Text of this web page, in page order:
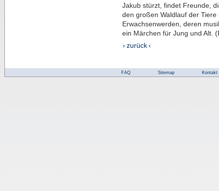
Jakub stürzt, findet Freunde,
den großen Waldlauf der
Erwachsenwerden, deren
ein Märchen für Jung und Alt.
› zurück ‹
FAQ Sitemap Kontakt